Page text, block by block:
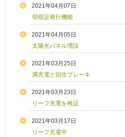
2021年04月07日
領収証発行機能
2021年04月05日
太陽光パネル増設
2021年03月25日
満充電と回生ブレーキ
2021年03月23日
リーフ充電を検証
2021年03月17日
リーフ充電中